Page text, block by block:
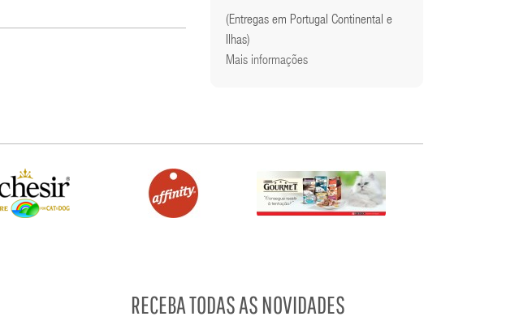
(Entregas em Portugal Continental e
Ilhas)
Mais informações
RECEBA TODAS AS NOVIDADES